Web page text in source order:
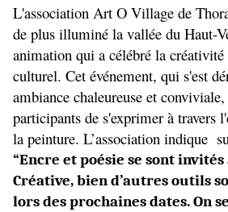
L'association Art O Village de
de plus illuminé la vallée du Haut-
animation qui a célébré la créativité
culturel. Cet événement, qui s'est
ambiance chaleureuse et
participants de s'exprimer à travers
“Encre et poésie se sont invités
Créative, bien d’autres outils
lors des prochaines dates. On